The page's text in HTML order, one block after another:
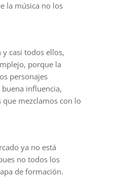
la música no los
casi todos ellos,
porque la
personajes
influencia,
mezclamos con lo
ya no está
no todos los
de formación.